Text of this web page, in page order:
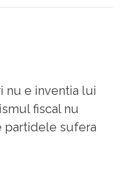
Logica
nu e inventia lui
fiscal nu
partidele sufera